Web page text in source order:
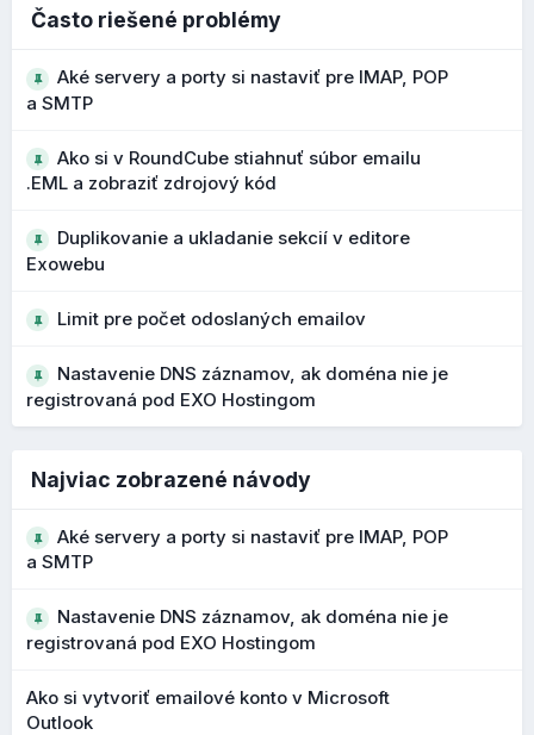
Čo to prináša?
rýchlejšie nájdenie konkrétneho kontaktu
Bezpečnejšie upozornenia na podozrivé
Počas vývoja 1.7 boli vylepšené upozornenia na
odosielateľov. Pri podozrivých doménach alebo
podobných názvoch sa zobrazujú výraznejšie varovania.
Čo to prináša?
lepšie rozpoznanie phishingových správ
mailmi
parametre produktov, takže ak nechcete, aby Exoweb
značky. Ak je táto možnosť zapnutá, použijú sa predvolené
nastavenia. Zároveň vidíte aktuálny náhľad, ako sa bude
Často riešené problémy
Aké servery a porty si nastaviť pre IMAP, POP
a SMTP
Ako si v RoundCube stiahnuť súbor emailu
.EML a zobraziť zdrojový kód
Duplikovanie a ukladanie sekcií v editore
Exowebu
Limit pre počet odoslaných emailov
Nastavenie DNS záznamov, ak doména nie je
registrovaná pod EXO Hostingom
Najviac zobrazené návody
Aké servery a porty si nastaviť pre IMAP, POP
a SMTP
Nastavenie DNS záznamov, ak doména nie je
registrovaná pod EXO Hostingom
Ako si vytvoriť emailové konto v Microsoft
Outlook